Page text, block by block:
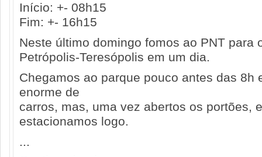
Início: +- 08h15
Fim: +- 16h15
Neste último domingo fomos ao PNT para
Petrópolis-Teresópolis em um dia.
Chegamos ao parque pouco antes das 8h
enorme de
carros, mas, uma vez abertos os portões,
estacionamos logo.
...